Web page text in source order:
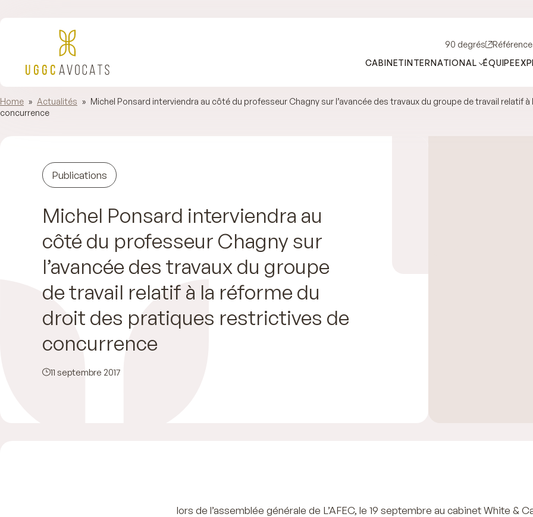
90 degrés
CABINETINTERNATIONAL ÉQUIPE
Home » Actualités » Michel Ponsard interviendra au côté du professeur Chagny sur l’avancée des travaux du groupe de travail
concurrence
Publications
Michel Ponsard interviendra au
côté du professeur Chagny sur
l’avancée des travaux du groupe
de travail relatif à la réforme du
droit des pratiques restrictives de
concurrence
11 septembre 2017
lors de l’assemblée générale de L’AFEC, le 19 septembre au cabinet White &